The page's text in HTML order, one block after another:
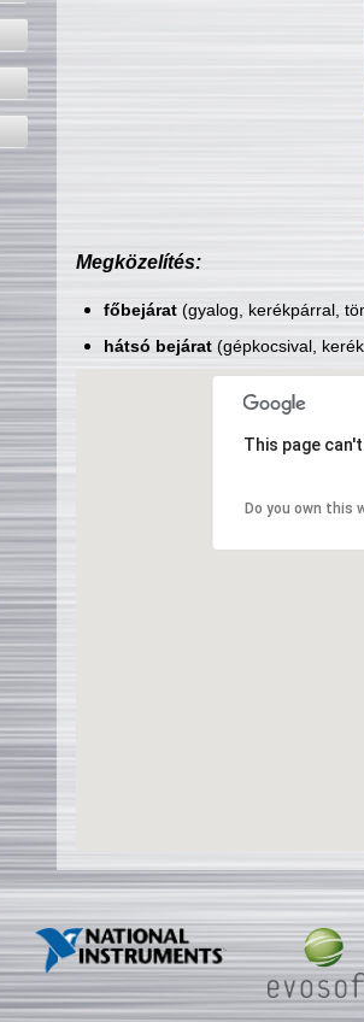
Megközelítés:
főbejárat(gyalog, kerékpárral,
hátsó bejárat(gépkocsival,
This page
Do you own this